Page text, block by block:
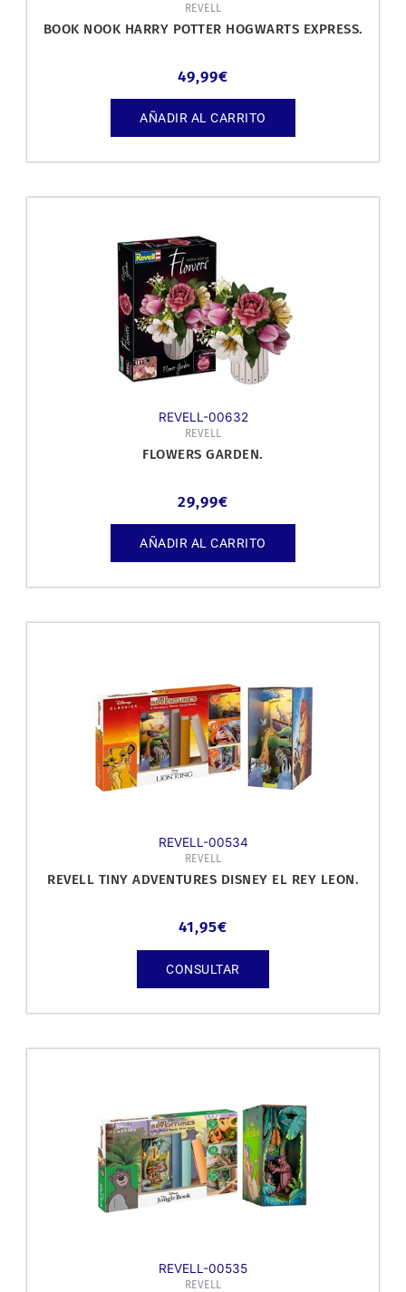
REVELL
BOOK NOOK HARRY POTTER HOGWARTS EXPRESS.
49,99€
AÑADIR AL CARRITO
REVELL-00632
REVELL
FLOWERS GARDEN.
29,99€
AÑADIR AL CARRITO
REVELL-00534
REVELL
REVELL TINY ADVENTURES DISNEY EL REY LEON.
41,95€
CONSULTAR
REVELL-00535
REVELL